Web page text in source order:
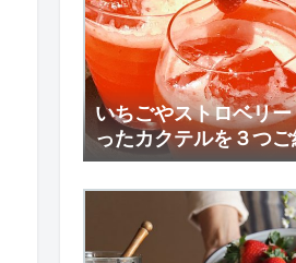
いちごやストロベリ
ったカクテルを３つ